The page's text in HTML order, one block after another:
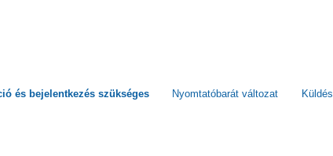
és bejelentkezésszükséges Nyomtatóbarát változat